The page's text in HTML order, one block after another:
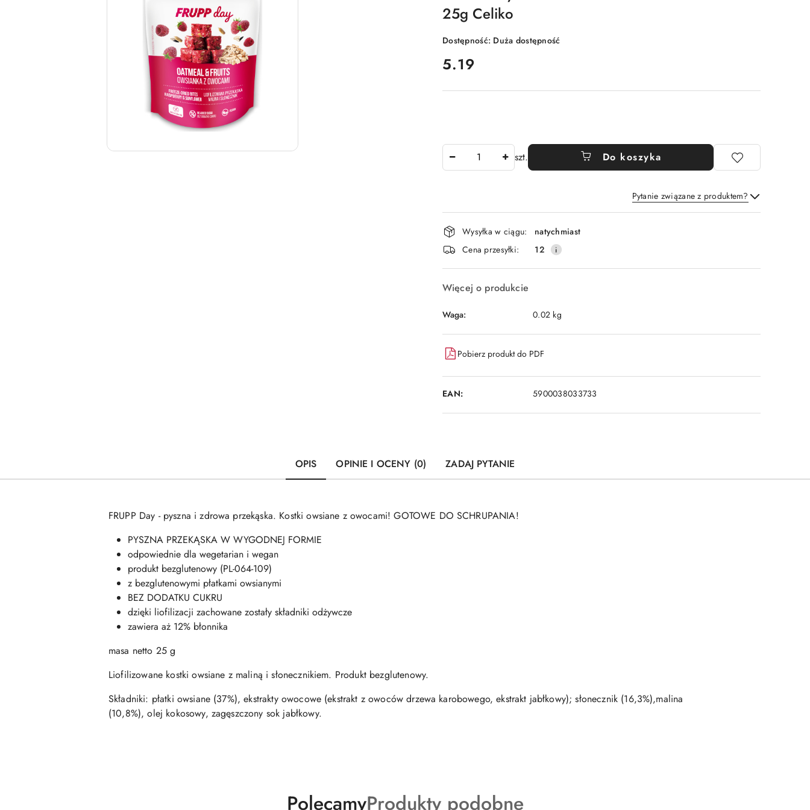
25g Celiko
Dostępność: Duża dostępność
cena:
5.19
szt. Do koszyka
Pytanie związane z produktem?
Wyślij
Dostępność
i
dostawa
Wysyłka w ciągu:
natychmiast
Cena przesyłki:
12
Więcej o produkcie
Waga: 0.02 kg
Pobierz produkt do PDF
EAN: 5900038033733
OPIS OPINIE I OCENY (0) ZADAJ PYTANIE
FRUPP Day - pyszna i zdrowa przekąska. Kostki owsiane z owocami! GOTOWE DO SCHRUPANIA!
PYSZNA PRZEKĄSKA W WYGODNEJ FORMIE
odpowiednie dla wegetarian i wegan
produkt bezglutenowy (PL-064-109)
z bezglutenowymi płatkami owsianymi
BEZ DODATKU CUKRU
dzięki liofilizacji zachowane zostały składniki odżywcze
zawiera aż 12% błonnika
masa netto 25 g
Liofilizowane kostki owsiane z maliną i słonecznikiem. Produkt bezglutenowy.
Składniki: płatki owsiane (37%), ekstrakty owocowe (ekstrakt z owoców drzewa karobowego, ekstrakt jabłkowy); słonecznik (16,3%),malina
(10,8%), olej kokosowy, zagęszczony sok jabłkowy.
Produkty
PolecamyProdukty
Produkty podobne